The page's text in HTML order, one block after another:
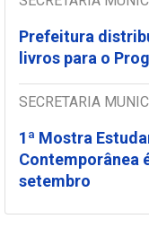
Prefeitura
livros para o
SECRETARIA
1ª Mostra
Contemporânea
setembro